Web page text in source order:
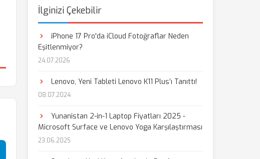
İlginizi Çekebilir
iPhone 17 Pro'da iCloud Fotoğraflar Neden
Eşitlenmiyor?
24.07.2026
Lenovo, Yeni Tableti Lenovo K11 Plus’ı Tanıttı!
08.07.2024
Yunanistan 2-in-1 Laptop Fiyatları 2025 -
Microsoft Surface ve Lenovo Yoga Karşılaştırması
23.06.2025